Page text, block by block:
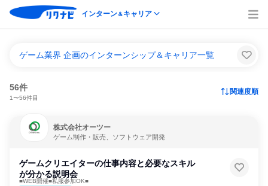
インターン＆キャリア
ゲーム業界 企画のインターンシップ＆キャリア一覧
56件
1〜56件目
関連度順
株式会社オーツー
ゲーム制作・販売、ソフトウェア開発
ゲームクリエイターの仕事内容と必要なスキル
が分かる説明会
■WEB開催■私服参加OK■